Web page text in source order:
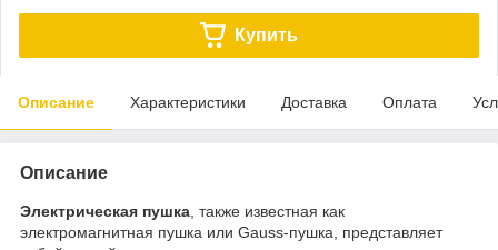
Купить
Описание Характеристики Доставка Оплата
Описание
Электрическая пушка , также известная как
электромагнитная пушка или Gauss-пушка, представляет